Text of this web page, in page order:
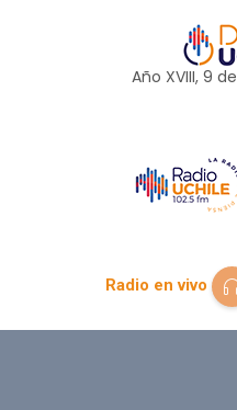
Año XVIII, 9 de
Radio en vivo